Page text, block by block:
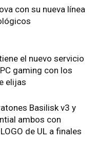
con su nueva línea
el nuevo servicio
gaming con los
elijas
Basilisk v3 y
ambos con
de UL a finales